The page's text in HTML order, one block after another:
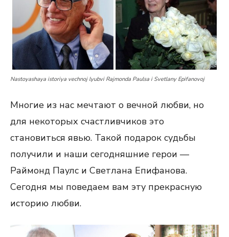
Nastoyashaya istoriya vechnoj lyubvi Rajmonda Paulsa i Svetlany Epifanovoj
Многие из нас мечтают о вечной любви, но
для некоторых счастливчиков это
становиться явью. Такой подарок судьбы
получили и наши сегодняшние герои —
Раймонд Паулс и Светлана Епифанова.
Сегодня мы поведаем вам эту прекрасную
историю любви.